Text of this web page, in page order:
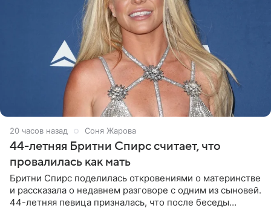
20 часов назад Соня Жарова
44-летняя Бритни Спирс считает, что
провалилась как мать
Бритни Спирс поделилась откровениями о материнстве
и рассказала о недавнем разговоре с одним из сыновей.
44-летняя певица призналась, что после беседы